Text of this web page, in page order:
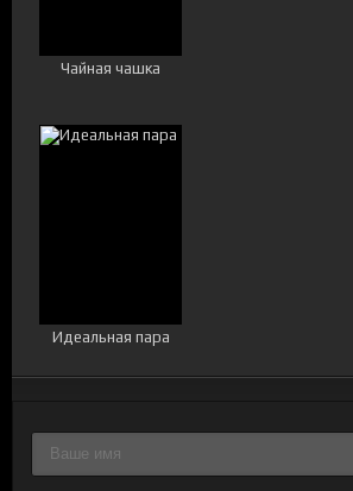
Чайная чашка
Идеальная пара